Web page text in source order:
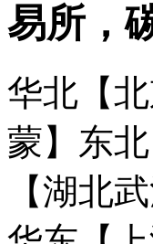
易所，
华北【
蒙】 东
【湖北